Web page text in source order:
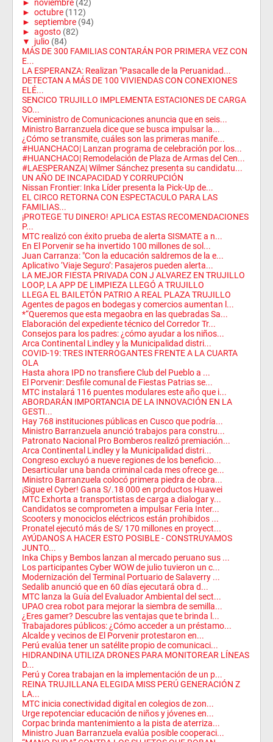
► noviembre (42)
► octubre (112)
► septiembre (94)
► agosto (82)
▼
julio (84)
MÁS DE 300 FAMILIAS CONTARÁN POR PRIMERA VEZ CON
E...
LA ESPERANZA: Realizan "Pasacalle de la Peruanidad...
DETECTAN A MÁS DE 100 VIVIENDAS CON CONEXIONES
ELÉ...
SENCICO TRUJILLO IMPLEMENTA ESTACIONES DE CARGA
SO...
Viceministro de Comunicaciones anuncia que en seis...
Ministro Barranzuela dice que se busca impulsar la...
¿Cómo se transmite, cuáles son las primeras manife...
#HUANCHACO| Lanzan programa de celebración por los...
#HUANCHACO| Remodelación de Plaza de Armas del Cen...
#LAESPERANZA| Wilmer Sánchez presenta su candidatu...
UN AÑO DE INCAPACIDAD Y CORRUPCIÓN
Nissan Frontier: Inka Líder presenta la Pick-Up de...
EL CIRCO RETORNA CON ESPECTACULO PARA LAS
FAMILIAS...
¡PROTEGE TU DINERO! APLICA ESTAS RECOMENDACIONES
P...
MTC realizó con éxito prueba de alerta SISMATE a n...
En El Porvenir se ha invertido 100 millones de sol...
Juan Carranza: "Con la educación saldremos de la e...
Aplicativo ‘Viaje Seguro’: Pasajeros pueden alerta...
LA MEJOR FIESTA PRIVADA CON J ALVAREZ EN TRUJILLO
LOOP, LA APP DE LIMPIEZA LLEGÓ A TRUJILLO
LLEGA EL BAILETÓN PATRIO A REAL PLAZA TRUJILLO
Agentes de pagos en bodegas y comercios aumentan l...
*“Queremos que esta megaobra en las quebradas Sa...
Elaboración del expediente técnico del Corredor Tr...
Consejos para los padres: ¿cómo ayudar a los niños...
Arca Continental Lindley y la Municipalidad distri...
COVID-19: TRES INTERROGANTES FRENTE A LA CUARTA
OLA
Hasta ahora IPD no transfiere Club del Pueblo a ...
El Porvenir: Desfile comunal de Fiestas Patrias se...
MTC instalará 116 puentes modulares este año que i...
ABORDARÁN IMPORTANCIA DE LA INNOVACIÓN EN LA
GESTI...
Hay 768 instituciones públicas en Cusco que podría...
Ministro Barranzuela anunció trabajos para constru...
Patronato Nacional Pro Bomberos realizó premiación...
Arca Continental Lindley y la Municipalidad distri...
Congreso excluyó a nueve regiones de los beneficio...
Desarticular una banda criminal cada mes ofrece ge...
Ministro Barranzuela colocó primera piedra de obra...
¡Sigue el Cyber! Gana S/.18 000 en productos Huawei
MTC Exhorta a transportistas de carga a dialogar y...
Candidatos se comprometen a impulsar Feria Inter...
Scooters y monociclos eléctricos están prohibidos ...
Pronatel ejecutó más de S/ 170 millones en proyect...
AYÚDANOS A HACER ESTO POSIBLE - CONSTRUYAMOS
JUNTO...
Inka Chips y Bembos lanzan al mercado peruano sus ...
Los participantes Cyber WOW de julio tuvieron un c...
Modernización del Terminal Portuario de Salaverry ...
Sedalib anunció que en 60 días ejecutará obra d...
MTC lanza la Guía del Evaluador Ambiental del sect...
UPAO crea robot para mejorar la siembra de semilla...
¿Eres gamer? Descubre las ventajas que te brinda l...
Trabajadores públicos: ¿Cómo acceder a un préstamo...
Alcalde y vecinos de El Porvenir protestaron en...
Perú evalúa tener un satélite propio de comunicaci...
HIDRANDINA UTILIZA DRONES PARA MONITOREAR LÍNEAS
D...
Perú y Corea trabajan en la implementación de un p...
REINA TRUJILLANA ELEGIDA MISS PERÚ GENERACIÓN Z
LA...
MTC inicia conectividad digital en colegios de zon...
Urge repotenciar educación de niños y jóvenes en...
Corpac brinda mantenimiento a la pista de aterriza...
Ministro Juan Barranzuela evalúa posible cooperaci...